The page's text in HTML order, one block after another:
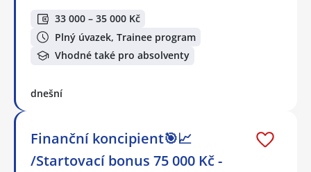
33 000 – 35 000 Kč
Plný úvazek, Trainee program
Vhodné také pro absolventy
dnešní
Finanční koncipient🎯📈
/Startovací bonus 75 000 Kč -